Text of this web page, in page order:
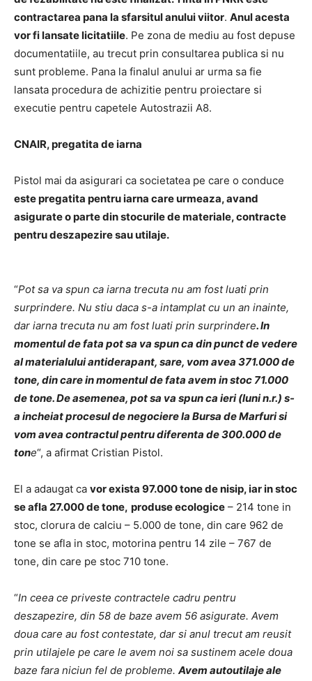
contractarea pana la sfarsitul anului viitor. Anul acesta
vor fi lansate licitatiile. Pe zona de mediu au fost depuse
documentatiile, au trecut prin consultarea publica si nu
sunt probleme. Pana la finalul anului ar urma sa fie
lansata procedura de achizitie pentru proiectare si
executie pentru capetele Autostrazii A8.
CNAIR, pregatita de iarna
Pistol mai da asigurari ca societatea pe care o conduce
este pregatita pentru iarna care urmeaza, avand
asigurate o parte din stocurile de materiale, contracte
pentru deszapezire sau utilaje.
“Pot sa va spun ca iarna trecuta nu am fost luati prin
surprindere. Nu stiu daca s-a intamplat cu un an inainte,
dar iarna trecuta nu am fost luati prin surprindere. In
momentul de fata pot sa va spun ca din punct de vedere
al materialului antiderapant, sare, vom avea 371.000 de
tone, din care in momentul de fata avem in stoc 71.000
de tone. De asemenea, pot sa va spun ca ieri (luni n.r.) s-
a incheiat procesul de negociere la Bursa de Marfuri si
vom avea contractul pentru diferenta de 300.000 de
tone“, a afirmat Cristian Pistol.
El a adaugat ca vor exista 97.000 tone de nisip, iar in stoc
se afla 27.000 de tone, produse ecologice – 214 tone in
stoc, clorura de calciu – 5.000 de tone, din care 962 de
tone se afla in stoc, motorina pentru 14 zile – 767 de
tone, din care pe stoc 710 tone.
“In ceea ce priveste contractele cadru pentru
deszapezire, din 58 de baze avem 56 asigurate. Avem
doua care au fost contestate, dar si anul trecut am reusit
prin utilajele pe care le avem noi sa sustinem acele doua
baze fara niciun fel de probleme. Avem autoutilaje ale